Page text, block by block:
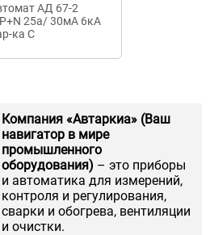
АД 67-2
25а/ 30мА 6кА
ка C
Компания «Автаркиа» (Ваш
навигатор в мире
промышленного
оборудования) – это приборы
и автоматика для измерений,
контроля и регулирования,
сварки и обогрева, вентиляции
и очистки.